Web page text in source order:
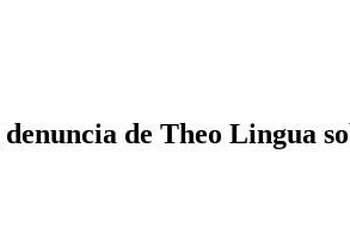
de Theo Lingua